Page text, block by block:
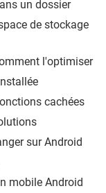
un dossier
de stockage
l'optimiser
cachées
sur Android
mobile Android